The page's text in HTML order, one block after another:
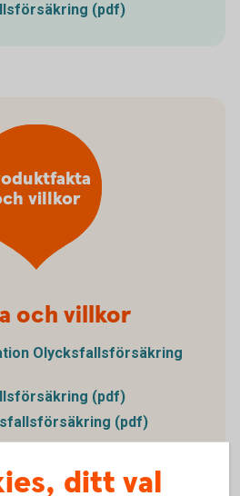
(pdf)
och villkor
Olycksfallsförsäkring
(pdf)
(pdf)
villkor
ditt val